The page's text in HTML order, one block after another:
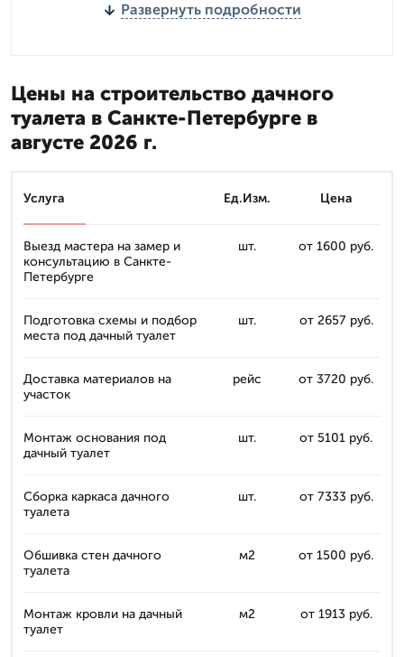
Развернуть подробности
Цены на строительство дачного
туалета в Санкте-Петербурге в
августе 2026 г.
Услуга Ед.Изм. Цена
Выезд мастера на замер и
консультацию в Санкте-
Петербурге
шт. от 1600 руб.
Подготовка схемы и подбор
места под дачный туалет
шт. от 2657 руб.
Доставка материалов на
участок
рейс от 3720 руб.
Монтаж основания под
дачный туалет
шт. от 5101 руб.
Сборка каркаса дачного
туалета
шт. от 7333 руб.
Обшивка стен дачного
туалета
м2 от 1500 руб.
Монтаж кровли на дачный
туалет
м2 от 1913 руб.